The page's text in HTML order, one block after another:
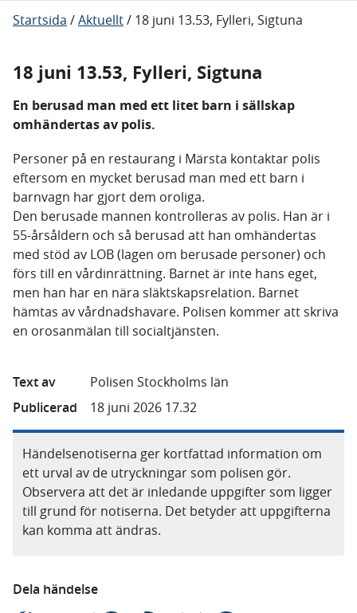
Startsida /Aktuellt/ 18 juni 13.53, Fylleri, Sigtuna
18 juni 13.53, Fylleri, Sigtuna
En berusad man med ett litet barn i sällskap
omhändertas av polis.
Personer på en restaurang i Märsta kontaktar polis
eftersom en mycket berusad man med ett barn i
barnvagn har gjort dem oroliga.
Den berusade mannen kontrolleras av polis. Han är i
55-årsåldern och så berusad att han omhändertas
med stöd av LOB (lagen om berusade personer) och
förs till en vårdinrättning. Barnet är inte hans eget,
men han har en nära släktskapsrelation. Barnet
hämtas av vårdnadshavare. Polisen kommer att skriva
en orosanmälan till socialtjänsten.
Text av
Polisen Stockholms län
Publicerad
18 juni 2026 17.32
Händelsenotiserna ger kortfattad information om
ett urval av de utryckningar som polisen gör.
Observera att det är inledande uppgifter som ligger
till grund för notiserna. Det betyder att uppgifterna
kan komma att ändras.
Dela händelse